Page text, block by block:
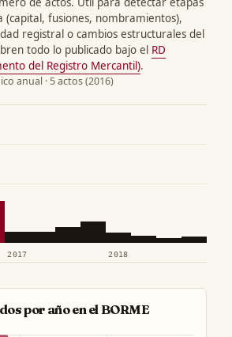
(capital, fusiones, nombramientos),
registral o cambios estructurales del
todo lo publicado bajo el RD
del Registro Mercantil).
anual · 5 actos (2016)
2017 2018
por año en el BORME